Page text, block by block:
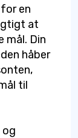
en
at
mål. Din
håber
til
og